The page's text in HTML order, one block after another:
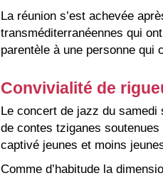
La réunion s’est achevée
transméditerranéennes qui
parentèle à une personne qui
Convivialité de
Le concert de jazz du
de contes tziganes
captivé jeunes et moins
Comme d’habitude la